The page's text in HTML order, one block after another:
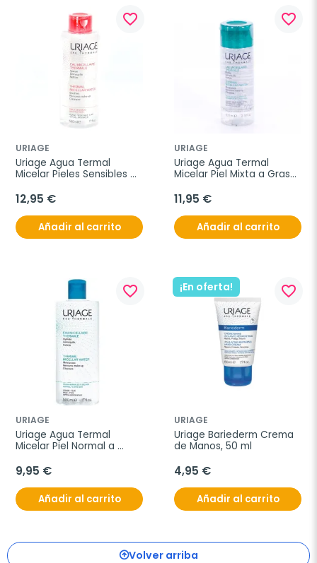
favorite_border
URIAGE
Uriage Agua Termal
Micelar Pieles Sensibles
12,95 €
Añadir al carrito
favorite_border
URIAGE
Uriage Agua Termal
Micelar Piel Mixta a Grasa,
11,95 €
Añadir al carrito
favorite_border
URIAGE
Uriage Agua Termal
Micelar Piel Normal a
9,95 €
Añadir al carrito
¡En oferta! favorite_border
URIAGE
Uriage Bariederm Crema
de Manos, 50 ml
4,95 €
Añadir al carrito
Volver arriba